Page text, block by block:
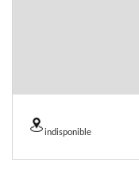
indisponible